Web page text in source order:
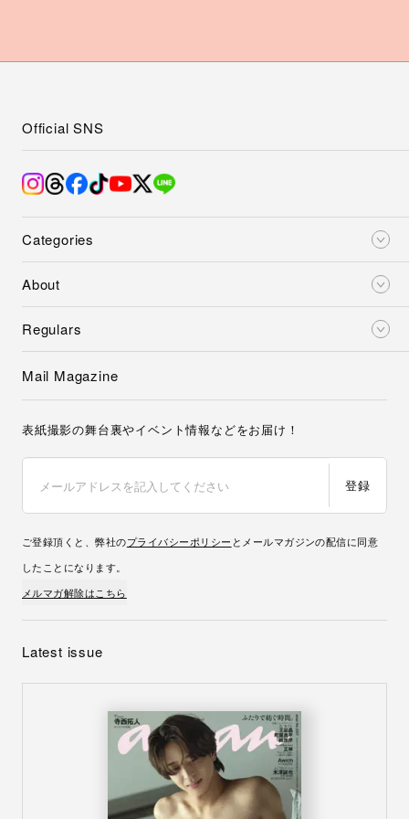
Categories
About
Regulars
Official SNS
Mail Magazine
表紙撮影の舞台裏やイベント情報などをお届け！
登録
ご登録頂くと、弊社のプライバシーポリシー とメールマガジンの配信に同意
したことになります。
メルマガ解除はこちら
Latest issue